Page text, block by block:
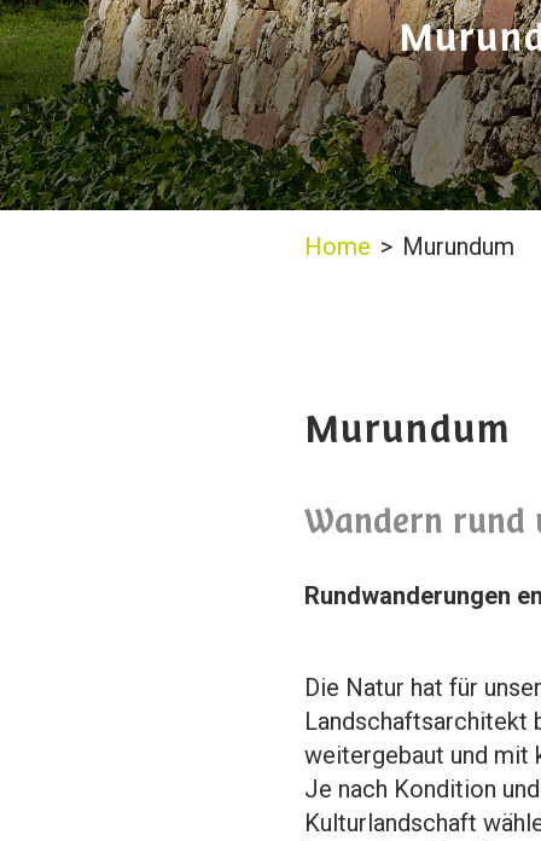
Home > Murundum
Murundum
Wandern
Rundwanderungen
Die Natur hat für
Landschaftsarchitekt
weitergebaut und mit
Je nach Kondition
Kulturlandschaft